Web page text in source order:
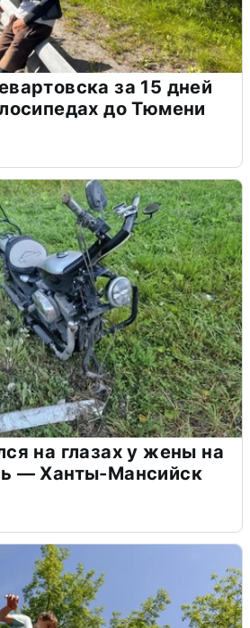
за 15 дней
до Тюмени
на глазах у жены на
— Ханты-Мансийск